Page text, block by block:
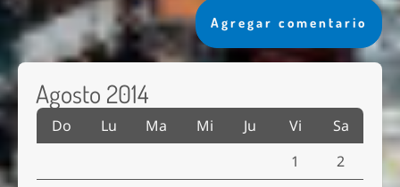
Agregar comentario
Agosto 2014
Do Lu Ma Mi Ju Vi
Sa
1
2